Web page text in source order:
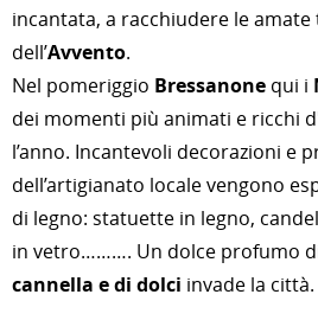
incantata, a racchiudere le
dell’Avvento.
Nel pomeriggio Bressanone qui i
dei momenti più animati e ricchi
l’anno. Incantevoli decorazioni e
dell’artigianato locale vengono
di legno: statuette in legno,
in vetro………. Un dolce profumo
cannella e di dolci invade la città.